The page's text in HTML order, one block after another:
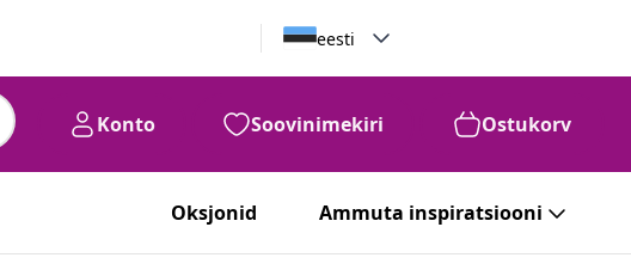
eesti
Konto Soovinimekiri Ostukorv
Oksjonid Ammuta inspiratsiooni